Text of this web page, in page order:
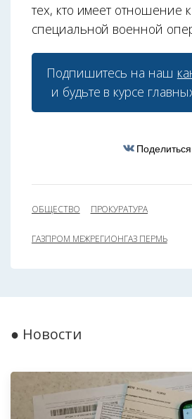
тех, кто имеет отношение
специальной военной
Подпишитесь на наш
и будьте в курсе
Поделиться
ОБЩЕСТВО ПРОКУРАТУРА
ГАЗПРОМ МЕЖРЕГИОНГАЗ ПЕРМЬ
● Новости